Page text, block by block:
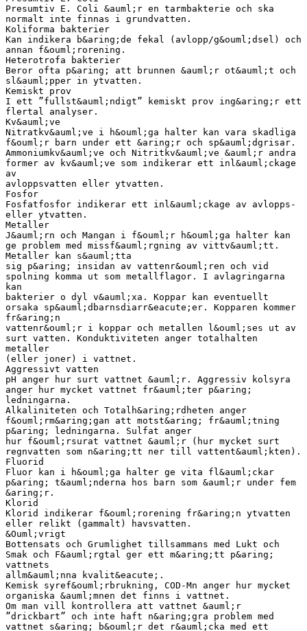
Presumtiv E. Coli &auml;r en tarmbakterie och ska
normalt inte finnas i grundvatten.
Koliforma bakterier
Kan indikera b&aring;de fekal (avlopp/g&ouml;dsel) och
annan f&ouml;rorening.
Heterotrofa bakterier
Beror ofta p&aring; att brunnen &auml;r ot&auml;t och
sl&auml;pper in ytvatten.
Kemiskt prov
I ett ”fullst&auml;ndigt” kemiskt prov ing&aring;r ett
flertal analyser.
Kv&auml;ve
Nitratkv&auml;ve i h&ouml;ga halter kan vara skadliga
f&ouml;r barn under ett &aring;r och sp&auml;dgrisar.
Ammoniumkv&auml;ve och Nitritkv&auml;ve &auml;r andra
former av kv&auml;ve som indikerar ett inl&auml;ckage
av
avloppsvatten eller ytvatten.
Fosfor
Fosfatfosfor indikerar ett inl&auml;ckage av avlopps-
eller ytvatten.
Metaller
J&auml;rn och Mangan i f&ouml;r h&ouml;ga halter kan
ge problem med missf&auml;rgning av vittv&auml;tt.
Metaller kan s&auml;tta
sig p&aring; insidan av vattenr&ouml;ren och vid
spolning komma ut som metallflagor. I avlagringarna
kan
bakterier o dyl v&auml;xa. Koppar kan eventuellt
orsaka sp&auml;dbarnsdiarr&eacute;er. Kopparen kommer
fr&aring;n
vattenr&ouml;r i koppar och metallen l&ouml;ses ut av
surt vatten. Konduktiviteten anger totalhalten
metaller
(eller joner) i vattnet.
Aggressivt vatten
pH anger hur surt vattnet &auml;r. Aggressiv kolsyra
anger hur mycket vattnet fr&auml;ter p&aring;
ledningarna.
Alkaliniteten och Totalh&aring;rdheten anger
f&ouml;rm&aring;gan att motst&aring; fr&auml;tning
p&aring; ledningarna. Sulfat anger
hur f&ouml;rsurat vattnet &auml;r (hur mycket surt
regnvatten som n&aring;tt ner till vattent&auml;kten).
Fluorid
Fluor kan i h&ouml;ga halter ge vita fl&auml;ckar
p&aring; t&auml;nderna hos barn som &auml;r under fem
&aring;r.
Klorid
Klorid indikerar f&ouml;rorening fr&aring;n ytvatten
eller relikt (gammalt) havsvatten.
&Ouml;vrigt
Bottensats och Grumlighet tillsammans med Lukt och
Smak och F&auml;rgtal ger ett m&aring;tt p&aring;
vattnets
allm&auml;nna kvalit&eacute;.
Kemisk syref&ouml;rbrukning, COD-Mn anger hur mycket
organiska &auml;mnen det finns i vattnet.
Om man vill kontrollera att vattnet &auml;r
”drickbart” och inte haft n&aring;gra problem med
vattnet s&aring; b&ouml;r det r&auml;cka med ett